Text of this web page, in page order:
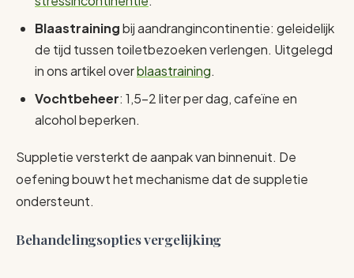
Blaastrainingbij aandrangincontinentie: geleidelijk
de tijd tussen toiletbezoeken verlengen. Uitgelegd
in ons artikel overblaastraining.
Vochtbeheer: 1,5-2 liter per dag, cafeïne en
alcohol beperken.
Suppletie versterkt de aanpak van binnenuit. De
oefening bouwt het mechanisme dat de suppletie
ondersteunt.
Behandelingsopties vergelijking